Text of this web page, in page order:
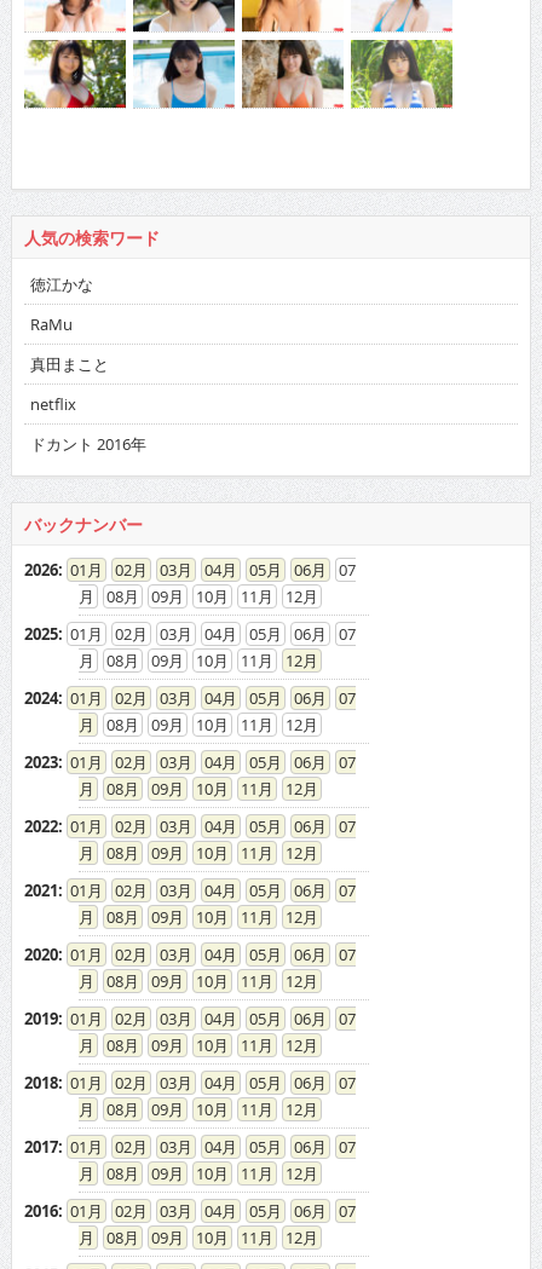
人気の検索ワード
徳江かな
RaMu
真田まこと
netflix
ドカント 2016年
バックナンバー
2026: 01 02 03 04 05 06
07
08
09 10 11
12
2025: 01 02 03 04 05 06
07
08
09 10 11
12
2024: 01 02 03 04 05 06
07
08
09 10 11
12
2023: 01 02 03 04 05 06
07
08
09 10 11
12
2022: 01 02 03 04 05 06
07
08
09 10 11
12
2021: 01 02 03 04 05 06
07
08
09 10 11
12
2020: 01 02 03 04 05 06
07
08
09 10 11
12
2019: 01 02 03 04 05 06
07
08
09 10 11
12
2018: 01 02 03 04 05 06
07
08
09 10 11
12
2017: 01 02 03 04 05 06
07
08
09 10 11
12
2016: 01 02 03 04 05 06
07
08
09 10 11
12